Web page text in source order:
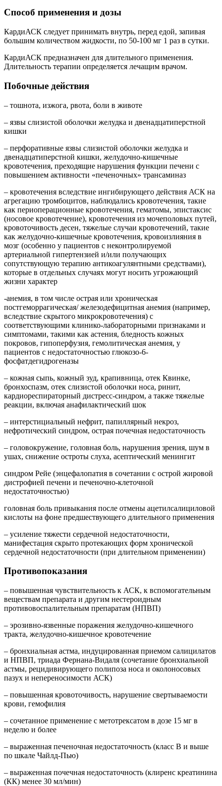
Способ применения и дозы
КардиАСК следует принимать внутрь, перед едой, запивая
большим количеством жидкости, по 50-100 мг 1 раз в сутки.
КардиАСК предназначен для длительного применения.
Длительность терапии определяется лечащим врачом.
Побочные действия
– тошнота, изжога, рвота, боли в животе
– язвы слизистой оболочки желудка и двенадцатиперстной
кишки
– перфоративные язвы слизистой оболочки желудка и
двенадцатиперстной кишки, желудочно-кишечные
кровотечения, преходящие нарушения функции печени с
повышением активности «печеночных» трансаминаз
– кровотечения вследствие ингибирующего действия АСК на
агрегацию тромбоцитов, наблюдались кровотечения, такие
как периоперационные кровотечения, гематомы, эпистаксис
(носовое кровотечение), кровотечения из мочеполовых путей,
кровоточивость десен, тяжелые случаи кровотечений, такие
как желудочно-кишечные кровотечения, кровоизлияния в
мозг (особенно у пациентов с неконтролируемой
артериальной гипертензией и/или получающих
сопутствующую терапию антикоагулянтными средствами),
которые в отдельных случаях могут носить угрожающий
жизни характер
-анемия, в том числе острая или хроническая
постгеморрагическая/ железодефицитная анемия (например,
вследствие скрытого микрокровотечения) с
соответствующими клинико-лабораторными признаками и
симптомами, такими как астения, бледность кожных
покровов, гипоперфузия, гемолитическая анемия, у
пациентов с недостаточностью глюкозо-6-
фосфатдегидрогеназы
– кожная сыпь, кожный зуд, крапивница, отек Квинке,
бронхоспазм, отек слизистой оболочки носа, ринит,
кардиореспираторный дистресс-синдром, а также тяжелые
реакции, включая анафилактический шок
– интерстициальный нефрит, папиллярный некроз,
нефротический синдром, острая почечная недостаточность
– головокружение, головная боль, нарушения зрения, шум в
ушах, снижение остроты слуха, асептический менингит
синдром Рейе (энцефалопатия в сочетании с острой жировой
дистрофией печени и печеночно-клеточной
недостаточностью)
головная боль привыкания после отмены ацетилсалициловой
кислоты на фоне предшествующего длительного применения
– усиление тяжести сердечной недостаточности,
манифестация скрыто протекающих форм хронической
сердечной недостаточности (при длительном применении)
Противопоказания
– повышенная чувствительность к АСК, к вспомогательным
веществам препарата и другим нестероидным
противовоспалительным препаратам (НПВП)
– эрозивно-язвенные поражения желудочно-кишечного
тракта, желудочно-кишечное кровотечение
– бронхиальная астма, индуцированная приемом салицилатов
и НПВП, триада Фернана-Видаля (сочетание бронхиальной
астмы, рецидивирующего полипоза носа и околоносовых
пазух и непереносимости АСК)
– повышенная кровоточивость, нарушение свертываемости
крови, гемофилия
– сочетанное применение с метотрексатом в дозе 15 мг в
неделю и более
– выраженная печеночная недостаточность (класс В и выше
по шкале Чайлд-Пью)
– выраженная почечная недостаточность (клиренс креатинина
(КК) менее 30 мл/мин)